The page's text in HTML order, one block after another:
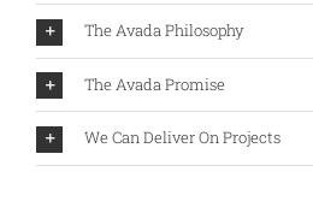
The Avada Philosophy
The Avada Promise
We Can Deliver On Projects